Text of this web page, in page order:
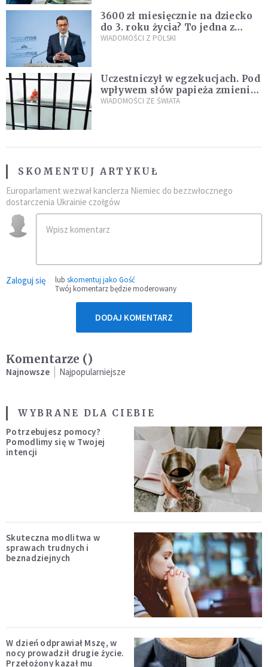
3600 zł miesięcznie na dziecko
do 3. roku życia? To jedna z
propozycji programu "Rozwój
WIADOMOŚCI Z POLSKI
Uczestniczył w egzekucjach. Pod
wpływem słów papieża zmienił
zdanie
WIADOMOŚCI ZE ŚWIATA
SKOMENTUJ ARTYKUŁ
Europarlament wezwał kanclerza Niemiec do bezzwłocznego
dostarczenia Ukrainie czołgów
Zaloguj się lub skomentuj jako Gość
Twój komentarz będzie moderowany
DODAJ KOMENTARZ
Komentarze ()
Najnowsze Najpopularniejsze
WYBRANE DLA CIEBIE
Potrzebujesz pomocy?
Pomodlimy się w Twojej
intencji
Skuteczna modlitwa w
sprawach trudnych i
beznadziejnych
W dzień odprawiał Mszę, w
nocy prowadził drugie życie.
Przełożony kazał mu